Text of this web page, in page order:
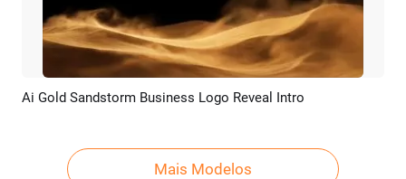
Pré-visualizar Criar IA
Ai Gold Sandstorm Business Logo Reveal Intro
Mais Modelos